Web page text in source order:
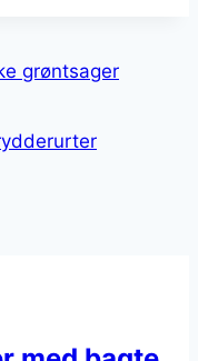
grøntsager